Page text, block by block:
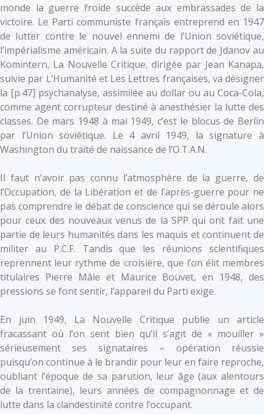
monde la guerre froide succède aux embrassades de la
victoire. Le Parti communiste français entreprend en 1947
de lutter contre le nouvel ennemi de l’Union soviétique,
l’impérialisme américain. A la suite du rapport de Jdanov au
Komintern, La Nouvelle Critique, dirigée par Jean Kanapa,
suivie par L’Humanité et Les Lettres françaises, va désigner
la [p.47] psychanalyse, assimilée au dollar ou au Coca-Cola,
comme agent corrupteur destiné à anesthésier la lutte des
classes. De mars 1948 à mai 1949, c’est le blocus de Berlin
par l’Union soviétique. Le 4 avril 1949, la signature à
Washington du traité de naissance de l’O.T.A.N.
Il faut n’avoir pas connu l’atmosphère de la guerre, de
l’Occupation, de la Libération et de l’après-guerre pour ne
pas comprendre le débat de conscience qui se déroule alors
pour ceux des nouveaux venus de la SPP qui ont fait une
partie de leurs humanités dans les maquis et continuent de
militer au P.C.F. Tandis que les réunions scientifiques
reprennent leur rythme de croisière, que l’on élit membres
titulaires Pierre Mâle et Maurice Bouvet, en 1948, des
pressions se font sentir, l’appareil du Parti exige.
En juin 1949, La Nouvelle Critique publie un article
fracassant où l’on sent bien qu’il s’agit de « mouiller »
sérieusement ses signataires – opération réussie
puisqu’on continue à le brandir pour leur en faire reproche,
oubliant l’époque de sa parution, leur âge (aux alentours
de la trentaine), leurs années de compagnonnage et de
lutte dans la clandestinité contre l’occupant.